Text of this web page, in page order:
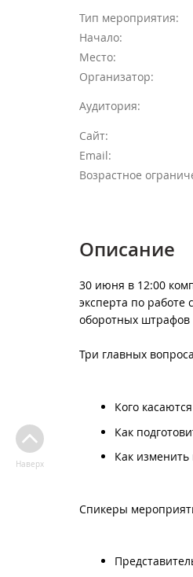
Тип мероприятия:
Начало:
Место:
Организатор:
Аудитория:
Сайт:
Email:
Возрастное
Описание
30 июня в 12:00
эксперта по
оборотных штрафов
Три главных
Кого
Как
Как
Спикеры
Наверх